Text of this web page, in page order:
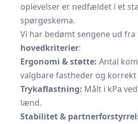
oplevelser er nedfældet i et
spørgeskema.
Vi har bedømt sengene ud
hovedkriterier:
Ergonomi & støtte: Antal
valgbare fastheder og
Trykaflastning: Målt i kPa
lænd.
Stabilitet &